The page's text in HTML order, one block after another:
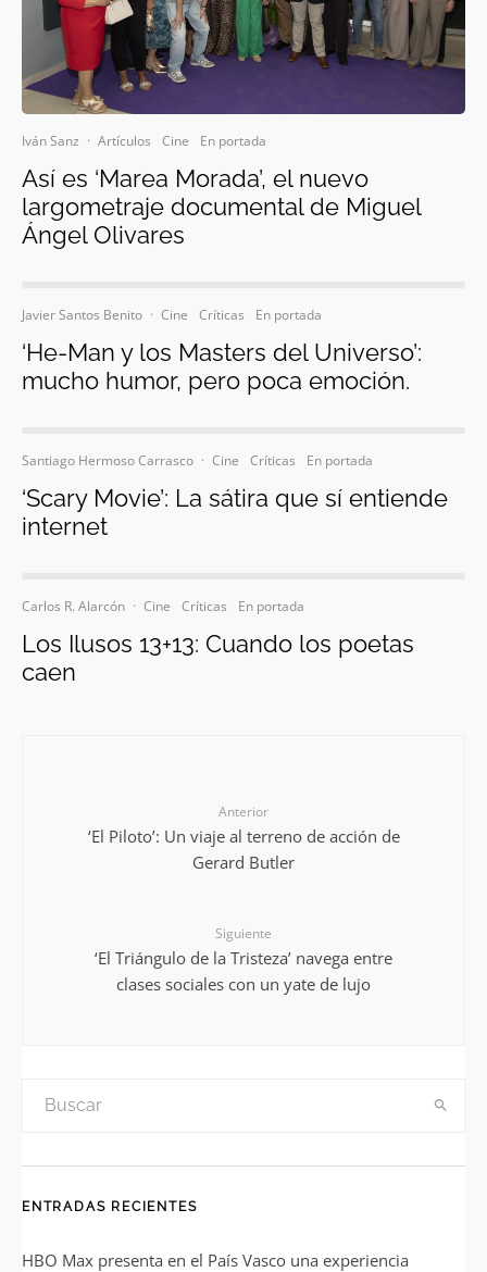
Iván Sanz · Artículos Cine En portada
Así es ‘Marea Morada’, el nuevo
largometraje documental de Miguel
Ángel Olivares
Javier Santos Benito · Cine Críticas En portada
‘He-Man y los Masters del Universo’:
mucho humor, pero poca emoción.
Santiago Hermoso Carrasco · Cine Críticas En portada
‘Scary Movie’: La sátira que sí entiende
internet
Carlos R. Alarcón · Cine Críticas En portada
Los Ilusos 13+13: Cuando los poetas
caen
Anterior
‘El Piloto’: Un viaje al terreno de acción de
Gerard Butler
Siguiente
‘El Triángulo de la Tristeza’ navega entre
clases sociales con un yate de lujo
ENTRADAS RECIENTES
HBO Max presenta en el País Vasco una experiencia